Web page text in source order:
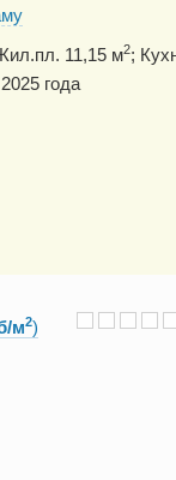
11,15 м2;
года
м2)